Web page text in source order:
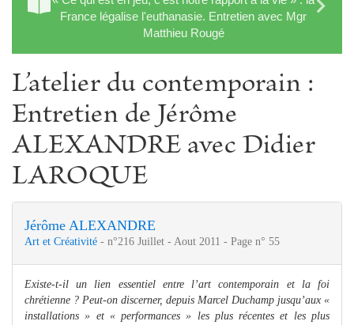
France légalise l'euthanasie. Entretien avec Mgr
Matthieu Rougé
L’atelier du contemporain :
Entretien de Jérôme
ALEXANDRE avec Didier
LAROQUE
Jérôme ALEXANDRE
Art et Créativité - n°216 Juillet - Aout 2011 - Page n° 55
Existe-t-il un lien essentiel entre l’art contemporain et la foi
chrétienne ? Peut-on discerner, depuis Marcel Duchamp jusqu’aux «
installations » et « performances » les plus récentes et les plus